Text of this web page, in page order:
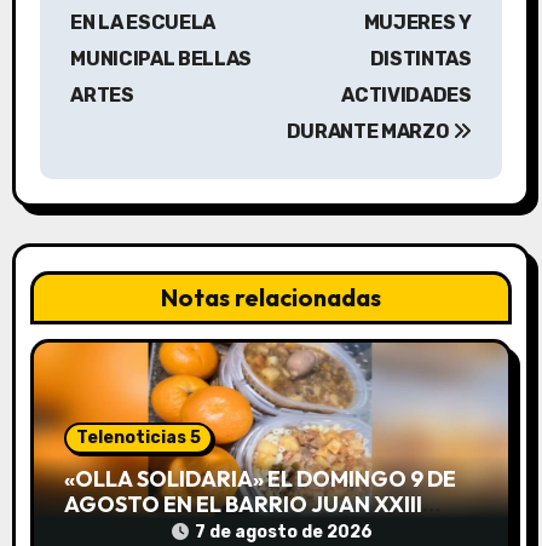
c
i
ó
n
d
e
e
EN LA ESCUELA
MUNICIPAL BELLAS
ARTES
MUJERES Y
DISTINTAS
ACTIVIDADES
DURANTE MARZO
Notas relacionadas
Telenoticias 5
«OLLA SOLIDARIA» EL DOMINGO 9 DE
AGOSTO EN EL BARRIO JUAN XXIII
DESDE LAS 13 HS7 de agosto de 2026